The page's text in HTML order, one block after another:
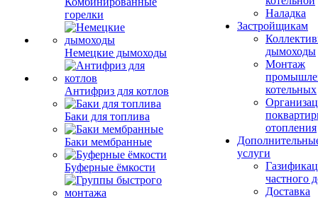
горелки
Немецкие дымоходы
Антифриз для котлов
Баки для топлива
Баки мембранные
Буферные ёмкости
Наладка
Застройщикам
дымоходы
Монтаж
котельных
отопления
услуги
частного
Доставка